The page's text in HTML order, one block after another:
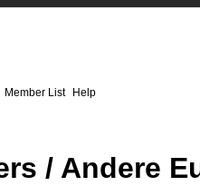
Member List Help
/ Andere